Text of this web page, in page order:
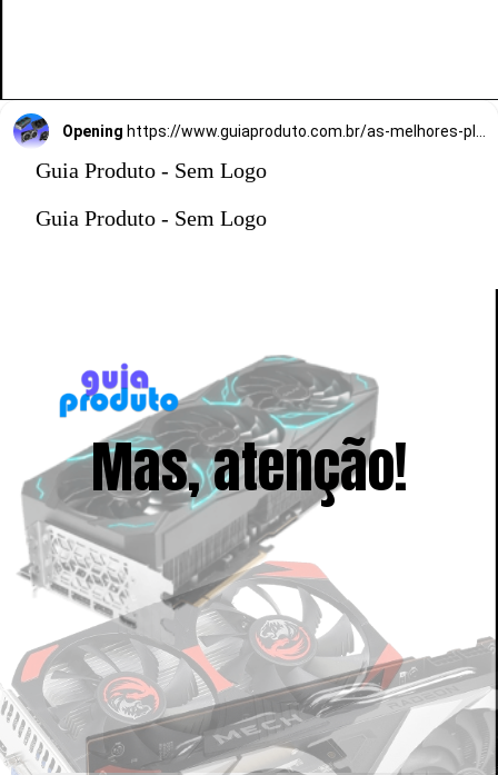
Opening
Guia Produto - Sem Logo
Guia Produto - Sem Logo
Mas, atenção!